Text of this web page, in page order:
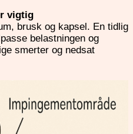
vigtig
brusk og kapsel. En tidlig
belastningen og
smerter og nedsat